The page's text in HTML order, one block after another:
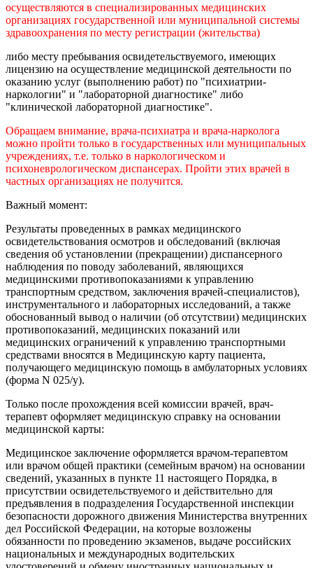
осуществляются в специализированных медицинских
организациях государственной или муниципальной системы
здравоохранения по месту регистрации (жительства)
либо месту пребывания освидетельствуемого, имеющих
лицензию на осуществление медицинской деятельности по
оказанию услуг (выполнению работ) по "психиатрии-
наркологии" и "лабораторной диагностике" либо
"клинической лабораторной диагностике".
Обращаем внимание, врача-психиатра и врача-нарколога
можно пройти только в государственных или муниципальных
учреждениях, т.е. только в наркологическом и
психоневрологическом диспансерах. Пройти этих врачей в
частных организациях не получится.
Важный момент:
Результаты проведенных в рамках медицинского
освидетельствования осмотров и обследований (включая
сведения об установлении (прекращении) диспансерного
наблюдения по поводу заболеваний, являющихся
медицинскими противопоказаниями к управлению
транспортным средством, заключения врачей-специалистов),
инструментального и лабораторных исследований, а также
обоснованный вывод о наличии (об отсутствии) медицинских
противопоказаний, медицинских показаний или
медицинских ограничений к управлению транспортными
средствами вносятся в Медицинскую карту пациента,
получающего медицинскую помощь в амбулаторных условиях
(форма N 025/у).
Только после прохождения всей комиссии врачей, врач-
терапевт оформляет медицинскую справку на основании
медицинской карты:
Медицинское заключение оформляется врачом-терапевтом
или врачом общей практики (семейным врачом) на основании
сведений, указанных в пункте 11 настоящего Порядка, в
присутствии освидетельствуемого и действительно для
предъявления в подразделения Государственной инспекции
безопасности дорожного движения Министерства внутренних
дел Российской Федерации, на которые возложены
обязанности по проведению экзаменов, выдаче российских
национальных и международных водительских